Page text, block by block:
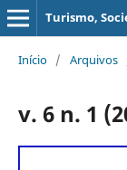
Turismo,
Início / Arquivos
v. 6 n. 1